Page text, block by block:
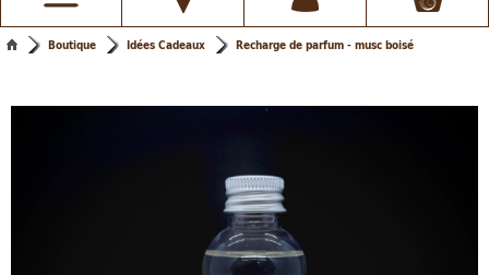
Boutique Idées Cadeaux Recharge de parfum - musc boisé